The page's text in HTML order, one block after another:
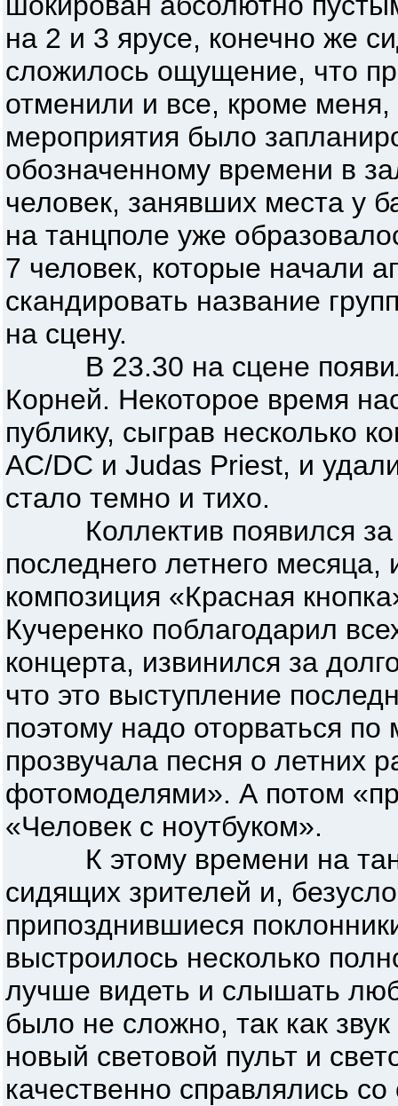
на 2 и 3 ярусе, конечно же
сложилось ощущение, что
отменили и все, кроме
мероприятия было
обозначенному времени в
человек, занявших места у
на танцполе уже
7 человек, которые начали
скандировать название
на сцену.
В 23.30 на сцене
Корней. Некоторое время
публику, сыграв несколько
AC/DC и Judas Priest, и
стало темно и тихо.
Коллектив появился за
последнего летнего
композиция «Красная
Кучеренко поблагодарил
концерта, извинился за
что это выступление
поэтому надо оторваться
прозвучала песня о летних
фотомоделями». А потом
«Человек с ноутбуком».
К этому времени на
сидящих зрителей и,
припозднившиеся
выстроилось несколько
лучше видеть и слышать
было не сложно, так как
новый световой пульт и
качественно справлялись